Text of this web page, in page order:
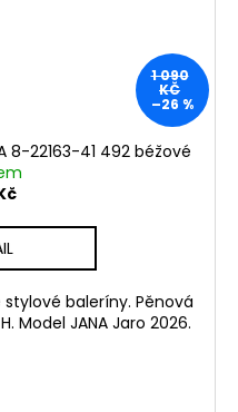
1 090
KČ
–26 %
8-22163-41 492 béžové
stylové baleríny. Pěnová
Model JANA Jaro 2026.